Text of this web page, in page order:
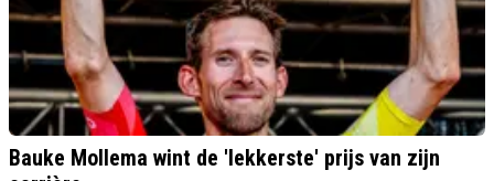
Bauke Mollema wint de 'lekkerste' prijs van zijn